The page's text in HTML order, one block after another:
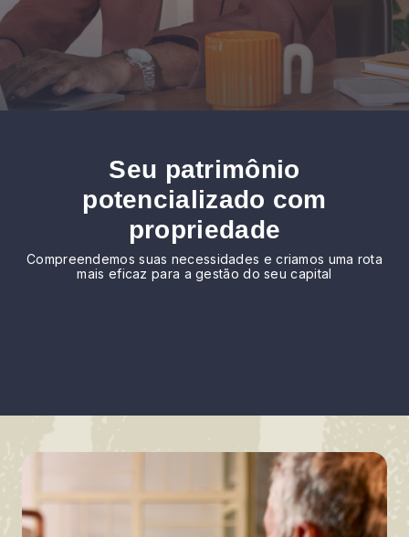
Seu patrimônio
potencializado com
propriedade
Compreendemos suas necessidades e criamos uma rota
mais eficaz para a gestão do seu capital